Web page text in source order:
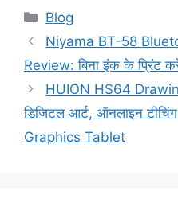
Categories
Blog
Niyama BT-58
Review: बिना इंक के प्रिंट
HUION HS64
डिजिटल आर्ट, ऑनलाइन
Graphics Tablet